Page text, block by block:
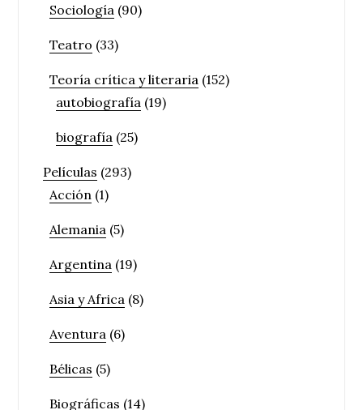
Sociología (90)
Teatro (33)
Teoría crítica y literaria (152)
autobiografía (19)
biografía (25)
Películas (293)
Acción (1)
Alemania (5)
Argentina (19)
Asia y Africa (8)
Aventura (6)
Bélicas (5)
Biográficas (14)